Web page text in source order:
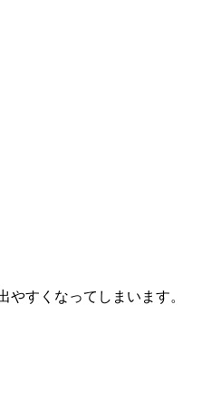
すくなってしまいます。